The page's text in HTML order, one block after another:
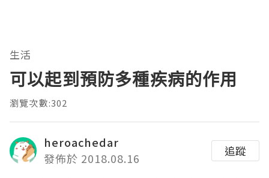
生活
可以起到預防多種疾病的作用
瀏覽次數:302
heroachedar
發佈於 2018.08.16
追蹤